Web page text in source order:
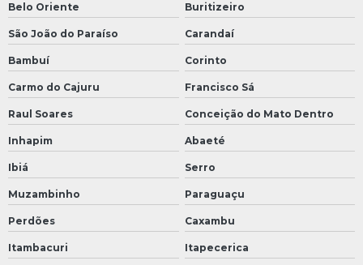
Belo Oriente Buritizeiro
São João do Paraíso Carandaí
Bambuí Corinto
Carmo do Cajuru Francisco Sá
Raul Soares Conceição do Mato Dentro
Inhapim Abaeté
Ibiá Serro
Muzambinho Paraguaçu
Perdões Caxambu
Itambacuri Itapecerica